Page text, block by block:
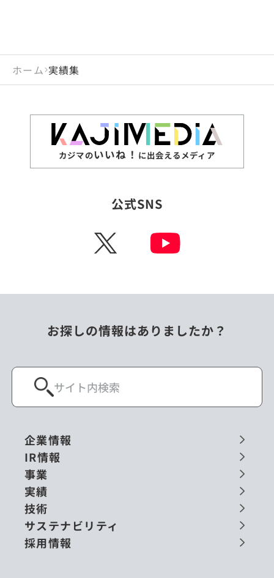
ホーム 実績集
カジマのいいね！ に出会えるメディア
公式SNS
X
お探しの情報はありましたか？
企業情報
IR情報
事業
実績
技術
サステナビリティ
採用情報